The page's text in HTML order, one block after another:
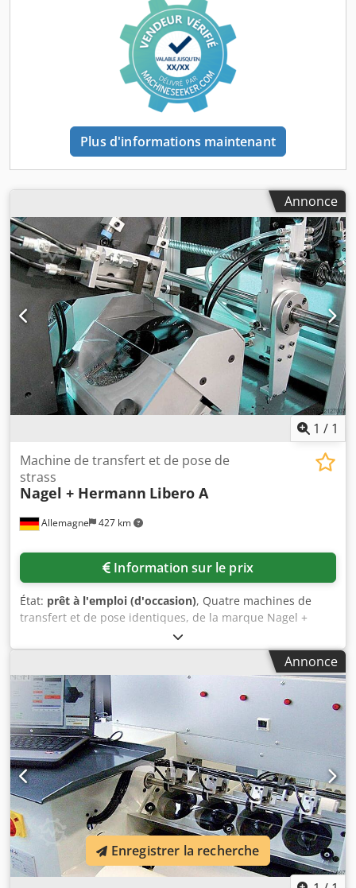
Plus d'informations maintenant
Annonce
1 / 1
Allemagne 427 km
Machine de transfert et de pose de
strass
Nagel + Hermann Libero A
Information sur le prix
État: prêt à l'emploi (d'occasion), Quatre machines de
transfert et de pose identiques, de la marque Nagel +
Hermann, sont disponibles pour les motifs de transfert
(strass, thermocollants ou similaires). Caractéristiques : 6
couleurs, 2 formes, capacité de production : 5 000
éléments/heure, dimensions de la machine (X/Y/Z) :
environ 2 000 mm / 1 050 mm / 1 750 mm, poids : environ
320 kg. Fournies avec un PC, un logiciel CAO, 12 plateaux
de convoyage, ainsi que diverses pièces de rechange et
outils. Documentation disponible. Une visite sur place est
possible. Chodpfxjzdkp Us Ak Uea
Annonce
Enregistrer la recherche